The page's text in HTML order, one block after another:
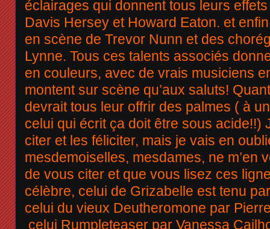
éclairages qui donnent tous leurs
Davis Hersey et Howard Eaton. et
en scène de Trevor Nunn et des
Lynne. Tous ces talents associés
en couleurs, avec de vrais musiciens
montent sur scène qu’aux saluts!
devrait tous leur offrir des palmes ( à
celui qui écrit ça doit être sous acide!!)
citer et les féliciter, mais je vais en
mesdemoiselles, mesdames, ne m’en
de vous citer et que vous lisez ces
célèbre, celui de Grizabelle est tenu
celui du vieux Deutheromone par
celui Rumpleteaser par Vanessa